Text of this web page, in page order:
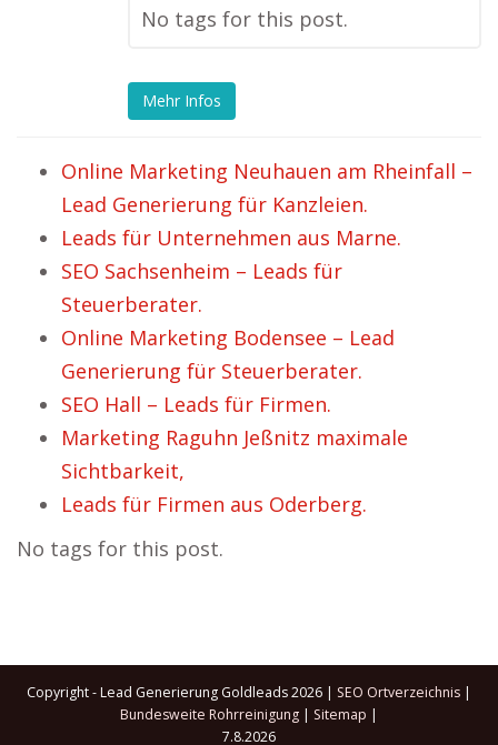
No tags for this post.
Mehr Infos
Online Marketing Neuhauen am Rheinfall –
Lead Generierung für Kanzleien.
Leads für Unternehmen aus Marne.
SEO Sachsenheim – Leads für
Steuerberater.
Online Marketing Bodensee – Lead
Generierung für Steuerberater.
SEO Hall – Leads für Firmen.
Marketing Raguhn Jeßnitz maximale
Sichtbarkeit,
Leads für Firmen aus Oderberg.
No tags for this post.
Copyright - Lead Generierung Goldleads 2026 | SEO Ortverzeichnis |
Bundesweite Rohrreinigung | Sitemap |
7.8.2026